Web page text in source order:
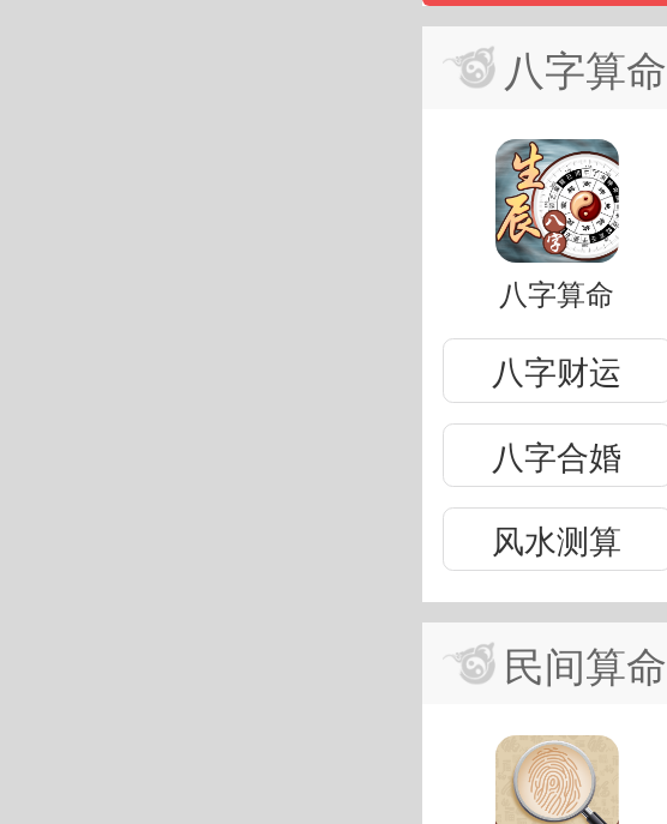
八字算命
八字算命
八字财运
八字合婚
风水测算
民间算命